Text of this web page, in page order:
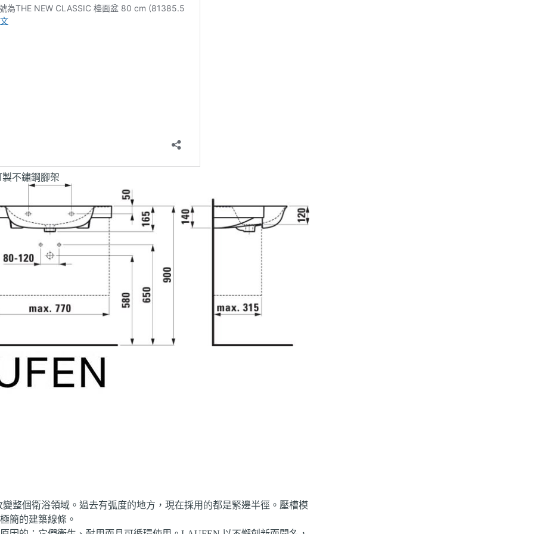
製不鏽鋼腳架
整個衛浴領域。過去有弧度的地方，現在採用的都是緊邊半徑。壓槽模
簡的建築線條。